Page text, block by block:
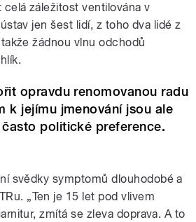
záležitost ventilována v
jen šest lidí, z toho dva lidé z
žádnou vlnu odchodů
opravdu renomovanou radu
k jejímu jmenování jsou ale
politické preference.
svědky symptomů dlouhodobé a
„Ten je 15 let pod vlivem
zmítá se zleva doprava. A to